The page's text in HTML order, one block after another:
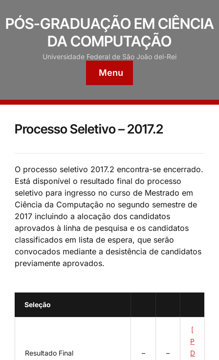
PÓS-GRADUAÇÃO EM CIÊNCIA
DA COMPUTAÇÃO
Universidade Federal de São João del-Rei
Menu
Processo Seletivo – 2017.2
O processo seletivo 2017.2 encontra-se encerrado.
Está disponível o resultado final do processo
seletivo para ingresso no curso de Mestrado em
Ciência da Computação no segundo semestre de
2017 incluindo a alocação dos candidatos
aprovados à linha de pesquisa e os candidatos
classificados em lista de espera, que serão
convocados mediante a desistência de candidatos
previamente aprovados.
Seleção
Resultado Final – –
[
P
D